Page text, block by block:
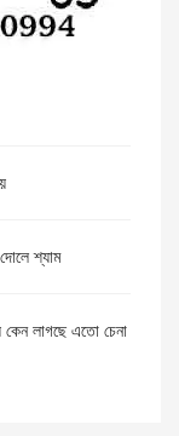
শ্যাম
লাগছে এতো চেনা